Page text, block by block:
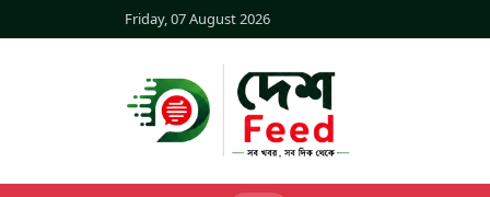
Friday, 07 August 2026